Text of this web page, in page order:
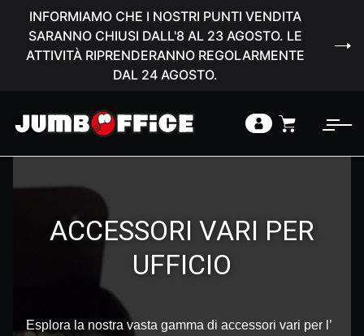
INFORMIAMO CHE I NOSTRI PUNTI VENDITA
SARANNO CHIUSI DALL'8 AL 23 AGOSTO. LE
ATTIVITÀ RIPRENDERANNO REGOLARMENTE
DAL 24 AGOSTO.
ACCESSORI VARI PER
UFFICIO
Esplora la nostra vasta gamma di accessori vari per l’